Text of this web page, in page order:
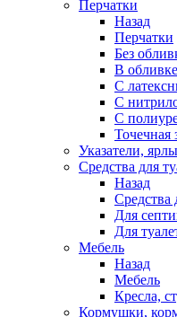
Перчатки
Назад
Перчатки
Без
В обливке
С
С
С
Точечная
Указатели,
Средства для
Назад
Средства
Для
Для
Мебель
Назад
Мебель
Кресла,
Кормушки,